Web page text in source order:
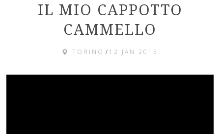
IL MIO CAPPOTTO
CAMMELLO
TORINO / 12 JAN 2015